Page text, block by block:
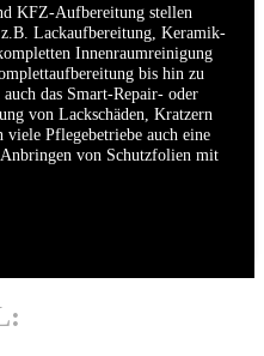
KFZ-Aufbereitung stellen
Lackaufbereitung, Keramik-
Innenraumreinigung
bis hin zu
das Smart-Repair- oder
von Lackschäden, Kratzern
viele Pflegebetriebe auch eine
von Schutzfolien mit